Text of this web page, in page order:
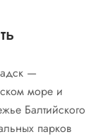
—
море и
Балтийского
парков